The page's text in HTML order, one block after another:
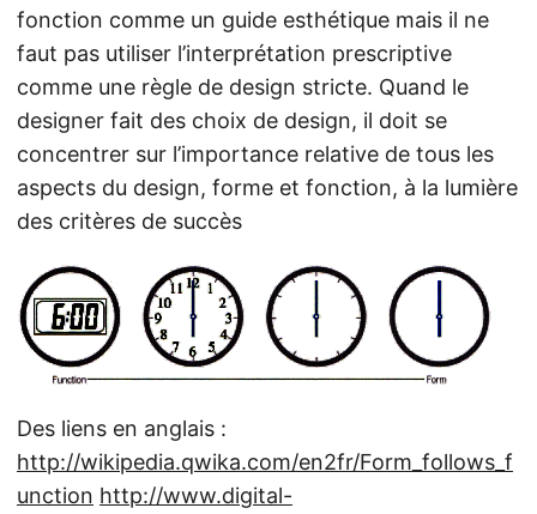
fonction comme un guide esthétique mais il ne
faut pas utiliser l’interprétation prescriptive
comme une règle de design stricte. Quand le
designer fait des choix de design, il doit se
concentrer sur l’importance relative de tous les
aspects du design, forme et fonction, à la lumière
des critères de succès
Des liens en anglais :
http://wikipedia.qwika.com/en2fr/Form_follows_f
unction http://www.digital-